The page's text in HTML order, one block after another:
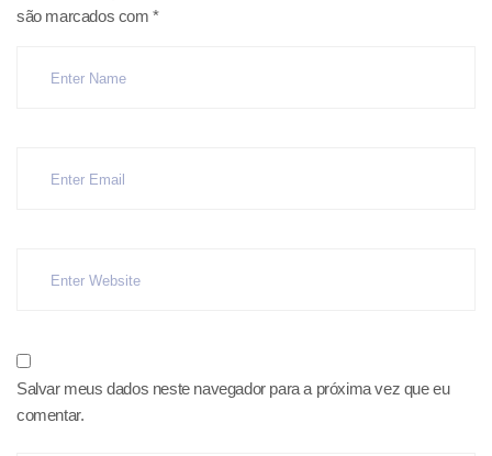
são marcados com*
Salvar meus dados neste navegador para a próxima vez que eu
comentar.